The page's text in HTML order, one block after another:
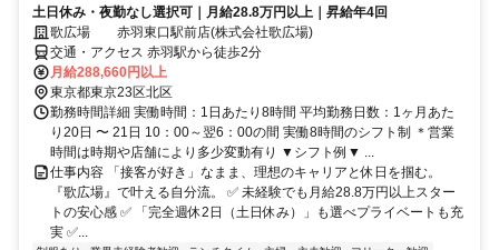
土日休み・夜勤なし選択可｜月給28.8万円以上｜昇給年4回
歌広場 赤羽東口駅前店(株式会社歌広場)
交通・アクセス 赤羽駅から徒歩2分
月給288,660円以上
東京都東京23区北区
勤務時間詳細 実働時間：1日あたり8時間 平均勤務日数：1ヶ月あた
り20日 〜 21日 10：00～翌6：00の間 実働8時間のシフト制 ＊営業
時間は時期や店舗により多少変動有り ▼シフト例▼ ...
仕事内容 「接客が好き」なまま、理想のキャリアと休日を掴む。
『歌広場』で叶える自分流。 ✅ 未経験でも月給28.8万円以上スター
トの安心感 ✅ 「完全週休2日（土日休み）」も選べプライベートも充
実 ✅...